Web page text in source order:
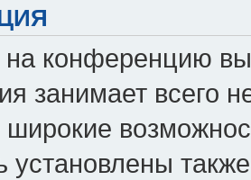
конференцию
занимает всего
установлены